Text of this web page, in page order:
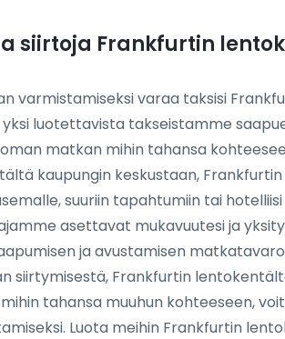
siirtoja Frankfurtin
varmistamiseksi varaa taksisi
luotettavista takseistamme
matkan mihin tahansa
kaupungin keskustaan,
suuriin tapahtumiin tai
asettavat mukavuutesi ja
ja avustamisen
siirtymisestä, Frankfurtin
tahansa muuhun kohteeseen,
Luota meihin Frankfurtin